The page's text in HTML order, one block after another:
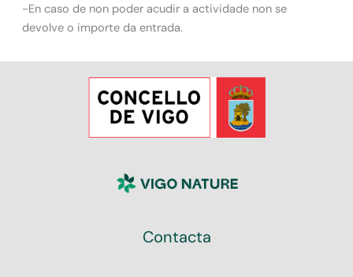
-En caso de non poder acudir a actividade non se
devolve o importe da entrada.
Contacta